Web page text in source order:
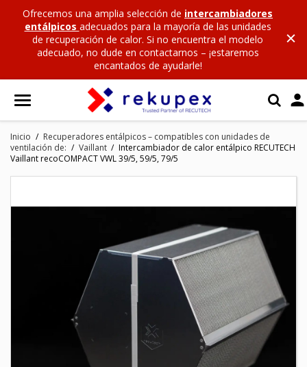
Ofrecemos una amplia selección de intercambiadores
entálpicos adecuados para la mayoría de las unidades
de recuperación de calor. Si no encuentra el modelo
adecuado, no dude en contactarnos – ¡estaremos
encantados de ayudarle!

Inicio
Recuperadores entálpicos – compatibles con unidades de
ventilación de:
Vaillant
Intercambiador de calor entálpico RECUTECH
Vaillant recoCOMPACT VWL 39/5, 59/5, 79/5